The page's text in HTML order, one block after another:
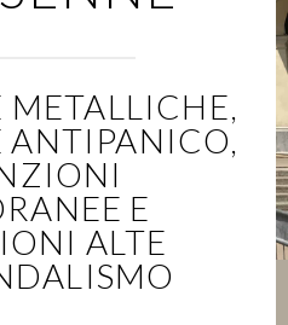
METALLICHE,
ANTIPANICO,
E
ALTE